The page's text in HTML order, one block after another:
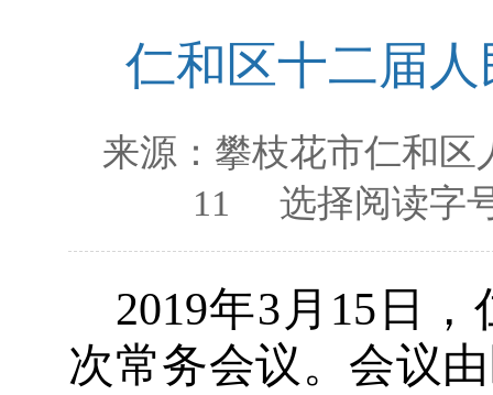
仁和区十二届
来源： 攀枝花市仁和区
11
选择阅读字
2019年3 月 15 日
次常务会议。会议